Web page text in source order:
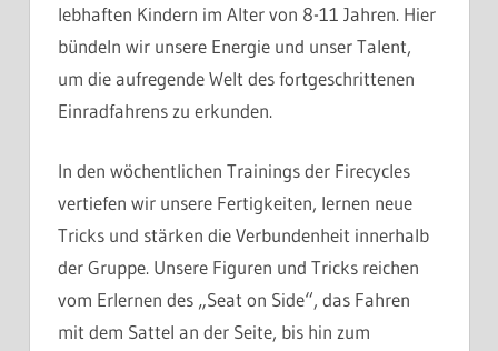
lebhaften Kindern im Alter von 8-11 Jahren. Hier
bündeln wir unsere Energie und unser Talent,
um die aufregende Welt des fortgeschrittenen
Einradfahrens zu erkunden.
In den wöchentlichen Trainings der Firecycles
vertiefen wir unsere Fertigkeiten, lernen neue
Tricks und stärken die Verbundenheit innerhalb
der Gruppe. Unsere Figuren und Tricks reichen
vom Erlernen des „Seat on Side“, das Fahren
mit dem Sattel an der Seite, bis hin zum